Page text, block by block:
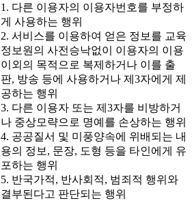
1. 다른 이용자의 이용자번호를 부정하
게 사용하는 행위
2. 서비스를 이용하여 얻은 정보를 교육
정보원의 사전승낙없이 이용자의 이용
이외의 목적으로 복제하거나 이를 출
판, 방송 등에 사용하거나 제3자에게 제
공하는 행위
3. 다른 이용자 또는 제3자를 비방하거
나 중상모략으로 명예를 손상하는 행위
4. 공공질서 및 미풍양속에 위배되는 내
용의 정보, 문장, 도형 등을 타인에게 유
포하는 행위
5. 반국가적, 반사회적, 범죄적 행위와
결부된다고 판단되는 행위